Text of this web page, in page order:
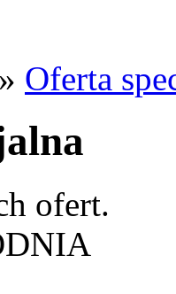
» Oferta
ofert.